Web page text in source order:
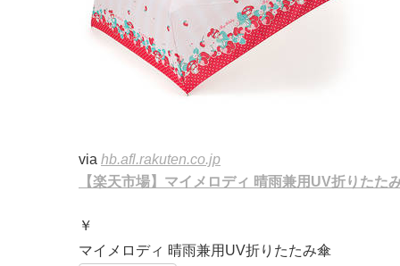
via hb.afl.rakuten.co.jp
【楽天市場】マイメロディ 晴雨兼用UV折りたた
￥
マイメロディ 晴雨兼用UV折りたたみ傘